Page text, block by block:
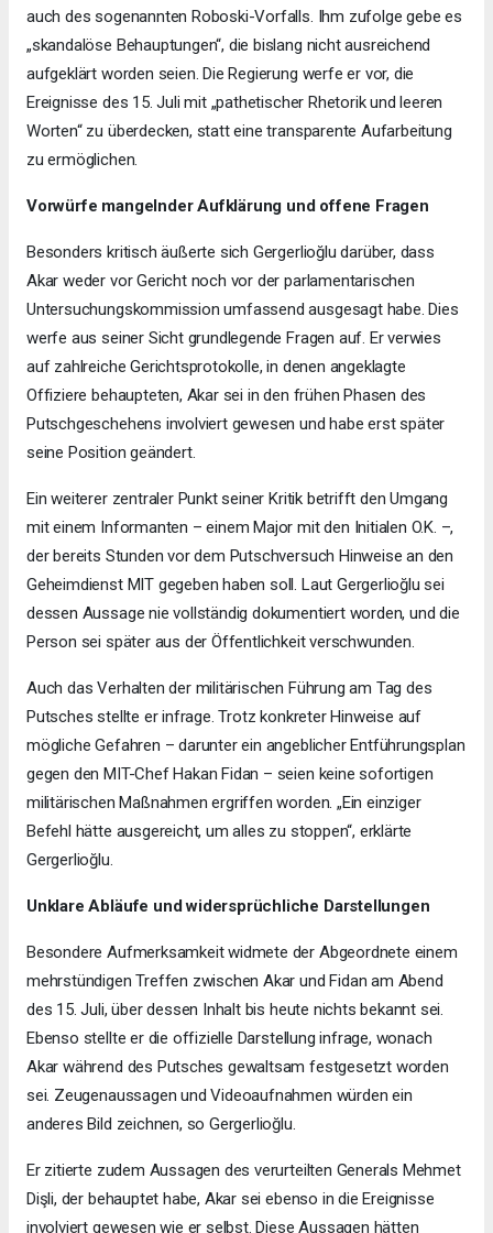
auch des sogenannten Roboski-Vorfalls. Ihm zufolge gebe es
„skandalöse Behauptungen“, die bislang nicht ausreichend
aufgeklärt worden seien. Die Regierung werfe er vor, die
Ereignisse des 15. Juli mit „pathetischer Rhetorik und leeren
Worten“ zu überdecken, statt eine transparente Aufarbeitung
zu ermöglichen.
Vorwürfe mangelnder Aufklärung und offene Fragen
Besonders kritisch äußerte sich Gergerlioğlu darüber, dass
Akar weder vor Gericht noch vor der parlamentarischen
Untersuchungskommission umfassend ausgesagt habe. Dies
werfe aus seiner Sicht grundlegende Fragen auf. Er verwies
auf zahlreiche Gerichtsprotokolle, in denen angeklagte
Offiziere behaupteten, Akar sei in den frühen Phasen des
Putschgeschehens involviert gewesen und habe erst später
seine Position geändert.
Ein weiterer zentraler Punkt seiner Kritik betrifft den Umgang
mit einem Informanten – einem Major mit den Initialen O.K. –,
der bereits Stunden vor dem Putschversuch Hinweise an den
Geheimdienst MIT gegeben haben soll. Laut Gergerlioğlu sei
dessen Aussage nie vollständig dokumentiert worden, und die
Person sei später aus der Öffentlichkeit verschwunden.
Auch das Verhalten der militärischen Führung am Tag des
Putsches stellte er infrage. Trotz konkreter Hinweise auf
mögliche Gefahren – darunter ein angeblicher Entführungsplan
gegen den MIT-Chef Hakan Fidan – seien keine sofortigen
militärischen Maßnahmen ergriffen worden. „Ein einziger
Befehl hätte ausgereicht, um alles zu stoppen“, erklärte
Gergerlioğlu.
Unklare Abläufe und widersprüchliche Darstellungen
Besondere Aufmerksamkeit widmete der Abgeordnete einem
mehrstündigen Treffen zwischen Akar und Fidan am Abend
des 15. Juli, über dessen Inhalt bis heute nichts bekannt sei.
Ebenso stellte er die offizielle Darstellung infrage, wonach
Akar während des Putsches gewaltsam festgesetzt worden
sei. Zeugenaussagen und Videoaufnahmen würden ein
anderes Bild zeichnen, so Gergerlioğlu.
Er zitierte zudem Aussagen des verurteilten Generals Mehmet
Dişli, der behauptet habe, Akar sei ebenso in die Ereignisse
involviert gewesen wie er selbst. Diese Aussagen hätten